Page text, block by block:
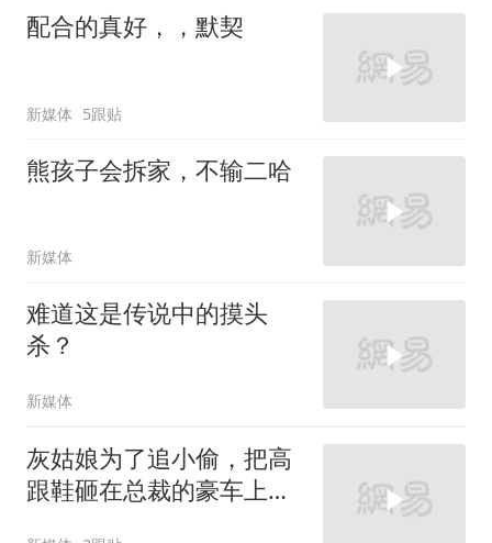
配合的真好，，默契
新媒体 5跟贴
熊孩子会拆家，不输二哈
新媒体
难道这是传说中的摸头
杀？
新媒体
灰姑娘为了追小偷，把高
跟鞋砸在总裁的豪车上，